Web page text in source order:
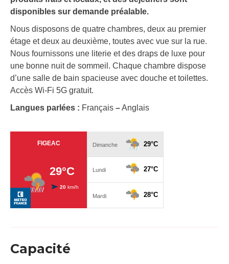
disponibles sur demande préalable.
Nous disposons de quatre chambres, deux au premier
étage et deux au deuxième, toutes avec vue sur la rue.
Nous fournissons une literie et des draps de luxe pour
une bonne nuit de sommeil. Chaque chambre dispose
d’une salle de bain spacieuse avec douche et toilettes.
Accès Wi-Fi 5G gratuit.
Langues parlées : Français –Anglais
Capacité